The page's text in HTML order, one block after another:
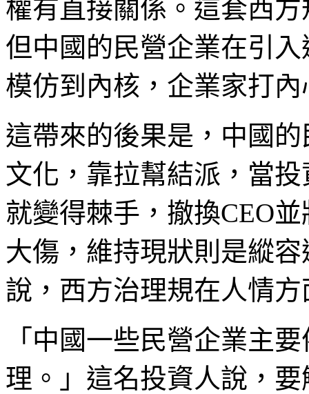
權有直接關係。這套西
但中國的民營企業在引
模仿到內核，企業家打
這帶來的後果是，中國
文化，靠拉幫結派，當
就變得棘手，撤換CEO
大傷，維持現狀則是縱
說，西方治理規在人情
「中國一些民營企業主
理。」這名投資人說，